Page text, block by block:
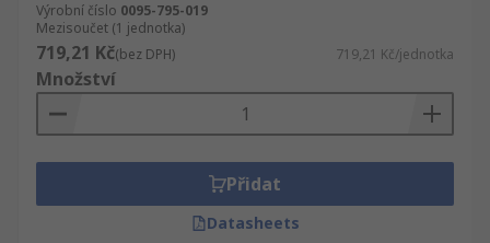
Výrobní číslo 0095-795-019
Mezisoučet (1 jednotka)
719,21 Kč(bez DPH) 719,21 Kč/jednotka
Množství
Přidat
Datasheets